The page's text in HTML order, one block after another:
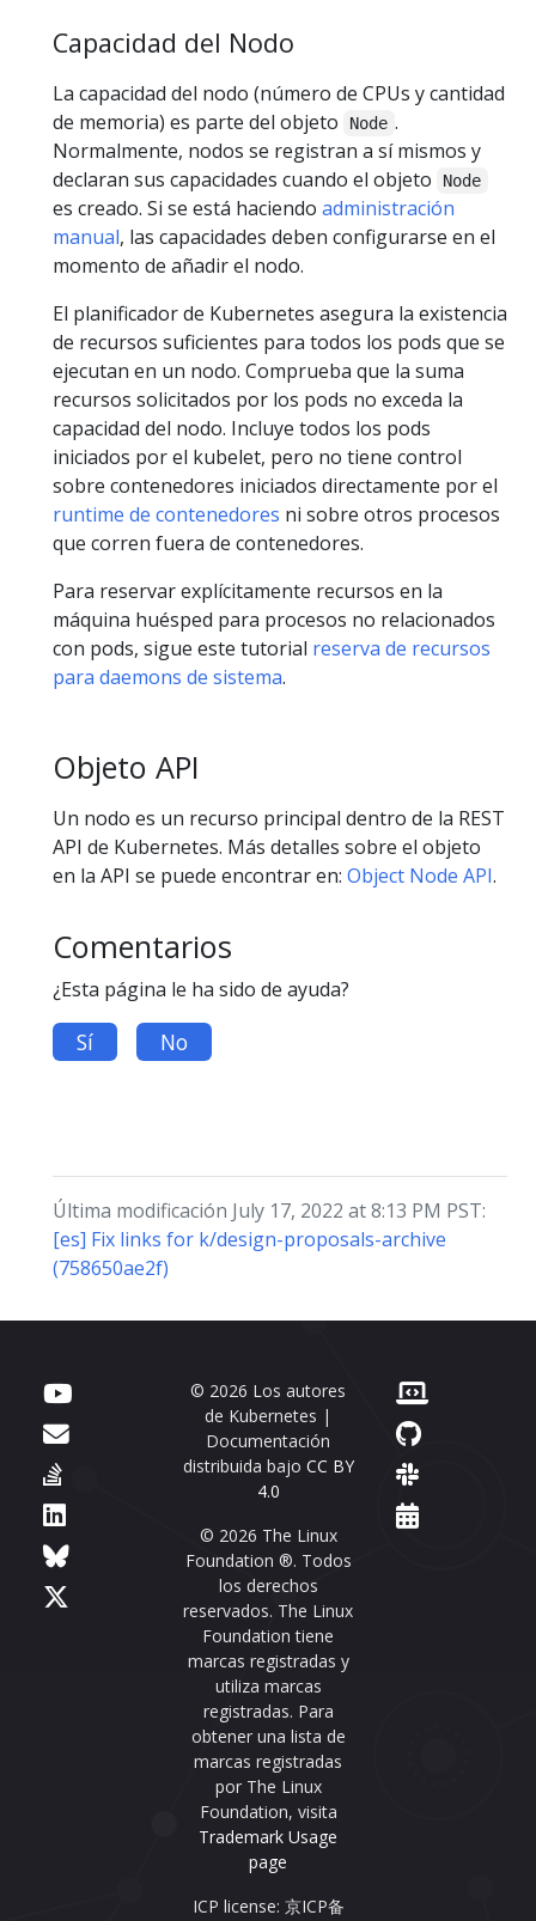
Capacidad del Nodo
La capacidad del nodo (número de CPUs y cantidad
de memoria) es parte del objeto
Node .
Normalmente, nodos se registran a sí mismos y
declaran sus capacidades cuando el objeto
Node
es creado. Si se está haciendo administración
manual, las capacidades deben configurarse en el
momento de añadir el nodo.
El planificador de Kubernetes asegura la existencia
de recursos suficientes para todos los pods que se
ejecutan en un nodo. Comprueba que la suma
recursos solicitados por los pods no exceda la
capacidad del nodo. Incluye todos los pods
iniciados por el kubelet, pero no tiene control
sobre contenedores iniciados directamente por el
runtime de contenedores ni sobre otros procesos
que corren fuera de contenedores.
Para reservar explícitamente recursos en la
máquina huésped para procesos no relacionados
con pods, sigue este tutorial reserva de recursos
para daemons de sistema.
Objeto API
Un nodo es un recurso principal dentro de la REST
API de Kubernetes. Más detalles sobre el objeto
en la API se puede encontrar en: Object Node API.
Comentarios
¿Esta página le ha sido de ayuda?
Sí No
Última modificación July 17, 2022 at 8:13 PM PST:
[es] Fix links for k/design-proposals-archive
(758650ae2f)
© 2026 Los autores
de Kubernetes |
Documentación
distribuida bajo CC BY
4.0
© 2026 The Linux
Foundation ®. Todos
los derechos
reservados. The Linux
Foundation tiene
marcas registradas y
utiliza marcas
registradas. Para
obtener una lista de
marcas registradas
por The Linux
Foundation, visita
Trademark Usage
page
ICP license: 京ICP备